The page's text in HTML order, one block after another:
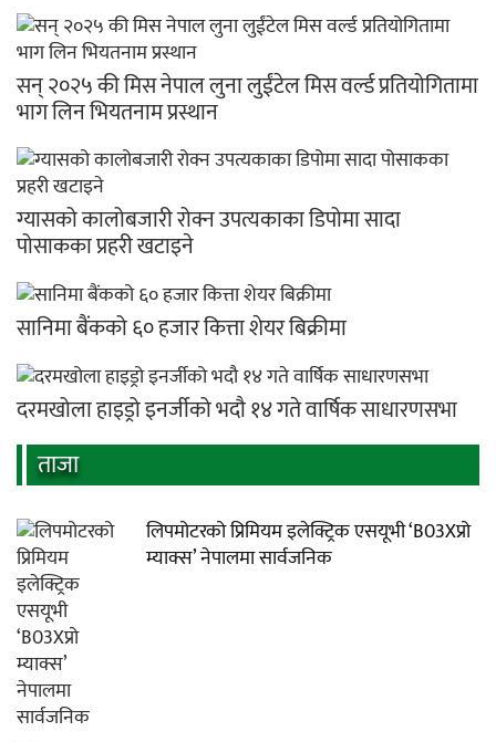
सन् २०२५ की मिस नेपाल लुना लुईंटेल मिस वर्ल्ड प्रतियोगितामा
भाग लिन भियतनाम प्रस्थान
ग्यासको कालोबजारी रोक्न उपत्यकाका डिपोमा सादा
पोसाकका प्रहरी खटाइने
सानिमा बैंकको ६० हजार कित्ता शेयर बिक्रीमा
दरमखोला हाइड्रो इनर्जीको भदौ १४ गते वार्षिक साधारणसभा
ताजा
लिपमोटरको प्रिमियम इलेक्ट्रिक एसयूभी ‘B03Xप्रो
म्याक्स’ नेपालमा सार्वजनिक